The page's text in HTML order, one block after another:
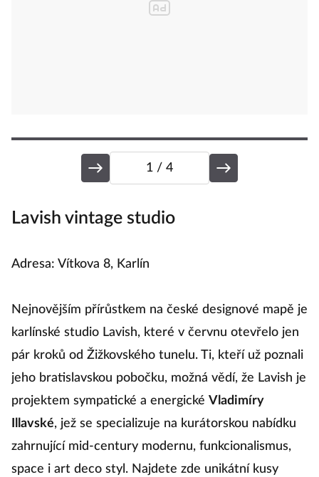
1 / 4
Lavish vintage studio
Adresa: Vítkova 8, Karlín
Nejnovějším přírůstkem na české designové mapě je
karlínské studio Lavish, které v červnu otevřelo jen
pár kroků od Žižkovského tunelu. Ti, kteří už poznali
jeho bratislavskou pobočku, možná vědí, že Lavish je
projektem sympatické a energické Vladimíry
Illavské, jež se specializuje na kurátorskou nabídku
zahrnující mid-century modernu, funkcionalismus,
space i art deco styl. Najdete zde unikátní kusy